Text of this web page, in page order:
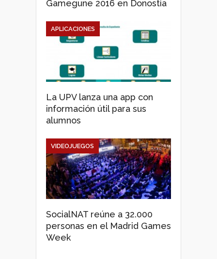
Gamegune 2016 en Donostia
La UPV lanza una app con
información útil para sus
alumnos
APLICACIONES
SocialNAT reúne a 32.000
personas en el Madrid Games
Week
VIDEOJUEGOS